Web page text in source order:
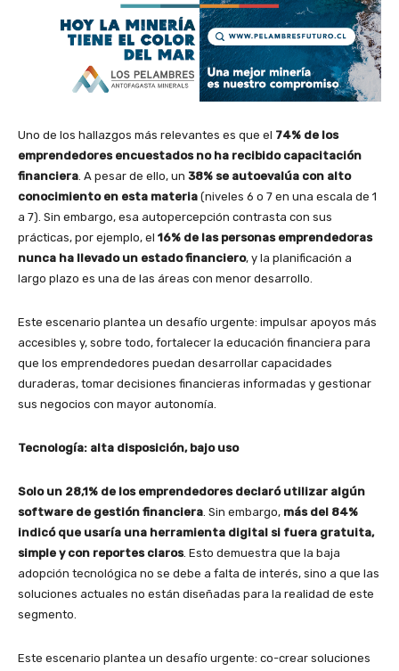
Uno de los hallazgos más relevantes es que el 74% de los
emprendedores encuestados no ha recibido capacitación
financiera . A pesar de ello, un 38% se autoevalúa con alto
conocimiento en esta materia (niveles 6 o 7 en una escala de 1
a 7). Sin embargo, esa autopercepción contrasta con sus
prácticas, por ejemplo, el 16% de las personas emprendedoras
nunca ha llevado un estado financiero, y la planificación a
largo plazo es una de las áreas con menor desarrollo.
Este escenario plantea un desafío urgente: impulsar apoyos más
accesibles y, sobre todo, fortalecer la educación financiera para
que los emprendedores puedan desarrollar capacidades
duraderas, tomar decisiones financieras informadas y gestionar
sus negocios con mayor autonomía.
Tecnología: alta disposición, bajo uso
Solo un 28,1% de los emprendedores declaró utilizar algún
software de gestión financiera . Sin embargo, más del 84%
indicó que usaría una herramienta digital si fuera gratuita,
simple y con reportes claros. Esto demuestra que la baja
adopción tecnológica no se debe a falta de interés, sino a que las
soluciones actuales no están diseñadas para la realidad de este
segmento.
Este escenario plantea un desafío urgente: co-crear soluciones